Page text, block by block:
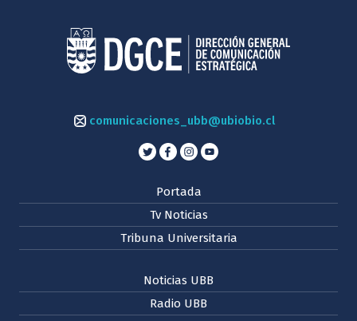
comunicaciones_ubb@ubiobio.cl
Portada
Tv Noticias
Tribuna Universitaria
Noticias UBB
Radio UBB